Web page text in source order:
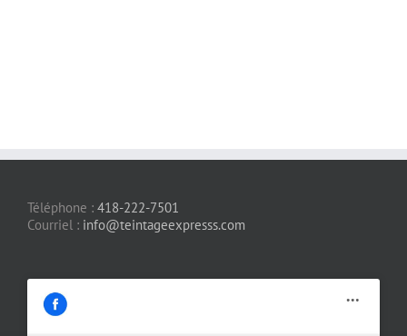
Téléphone : 418-222-7501
Courriel : info@teintageexpresss.com